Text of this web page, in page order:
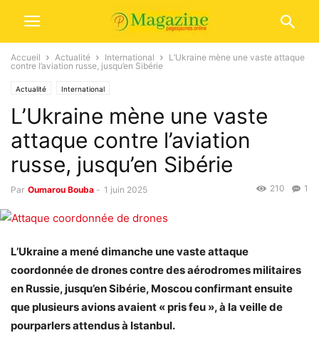
Accueil Actualité International
L’Ukraine mène une vaste attaque
contre l’aviation russe, jusqu’en Sibérie
Actualité International
L’Ukraine mène une vaste
attaque contre l’aviation
russe, jusqu’en Sibérie
Par Oumarou Bouba - 1 juin 2025 1
210
L’Ukraine a mené dimanche une vaste attaque
coordonnée de drones contre des aérodromes militaires
en Russie, jusqu’en Sibérie, Moscou confirmant ensuite
que plusieurs avions avaient « pris feu », à la veille de
pourparlers attendus à Istanbul.